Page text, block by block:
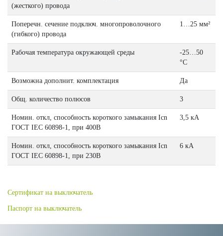
(жесткого) провода
Поперечн. сечение подключ. многопроволочного
(гибкого) провода
1…25 мм²
Рабочая температура окружающей среды
-25…50
°C
Возможна дополнит. комплектация Да
Общ. количество полюсов 3
Номин. откл, способность короткого замыкания Icn
ГОСТ IEC 60898-1, при 400В
3,5 кА
Номин. откл, способность короткого замыкания Icn
ГОСТ IEC 60898-1, при 230В
6 кА
Сертификат на выключатель
Паспорт на выключатель